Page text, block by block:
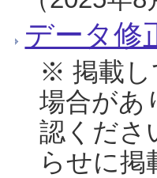
データ修
※ 掲載し
場合があ
認くださ
らせに掲